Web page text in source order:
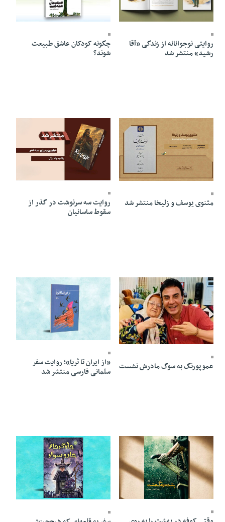
روایتی نوجوانانه از زندگی «آقا
رشید» منتشر شد
چگونه کودکان عاشق طبیعت
شوند؟
مثنوی یوسف و زلیخا منتشر شد روایت سه سرنوشت در گذر از
سقوط ساسانیان
23 Tir 1405 - 19:15
عموپورنگ به سوگ مادرش نشست «از ایران تا ثریا»؛ روایت سفر
سلمانی فارسی منتشر شد
22 Tir 1405 - 05:37